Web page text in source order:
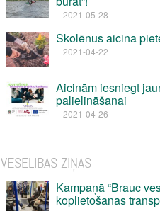
2021-05-28
Skolēnus aicina
2021-04-22
Aicinām iesniegt
palielināšanai
2021-04-26
VESELĪBAS ZIŅAS
Kampaņā “Brauc
koplietošanas